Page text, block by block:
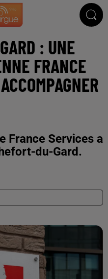
: UNE
FRANCE
France Services a
du-Gard.